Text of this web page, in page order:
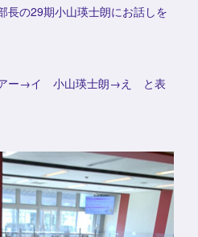
長の29期小山瑛士朗にお話しを
アー→イ 小山瑛士朗→え と表